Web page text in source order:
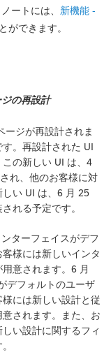
ートには、 新機能 -
ができます。
の再設計
ージが再設計されま
。再設計された UI
の新しい UI は、4
れ、他のお客様に対
しい UI は、6 月 25
れる予定です。
ターフェイスがデフ
様には新しいインタ
意されます。6 月
デフォルトのユーザ
には新しい設計と従
されます。また、お
い設計に関するフィ